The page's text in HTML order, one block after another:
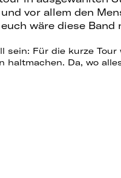
vor allem den
wäre diese
sein: Für die kurze Tour
Da, wo